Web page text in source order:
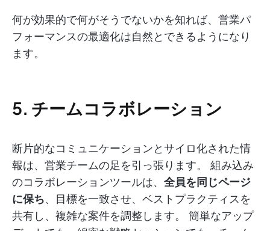
何が効果的で何がそうでないかを知れば、営業パ
フォーマンスの最適化は自然とできるようになり
ます。
5. チームコラボレーション
断片的なコミュニケーションとサイロ化された情
報は、営業チームの足を引っ張ります。 組み込み
のコラボレーションツールは、 全員を同じページ
に保ち、目標を一致させ、ベストプラクティスを
共有し、複雑な案件を調整します。 簡単なアップ